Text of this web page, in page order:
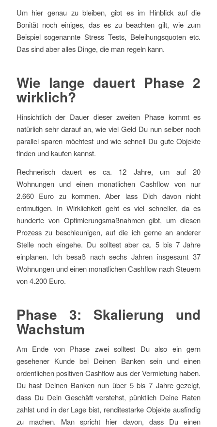
Um hier genau zu bleiben, gibt es im Hinblick auf die
Bonität noch einiges, das es zu beachten gilt, wie zum
Beispiel sogenannte Stress Tests, Beleihungsquoten etc.
Das sind aber alles Dinge, die man regeln kann.
Wie lange dauert Phase 2
wirklich?
Hinsichtlich der Dauer dieser zweiten Phase kommt es
natürlich sehr darauf an, wie viel Geld Du nun selber noch
parallel sparen möchtest und wie schnell Du gute Objekte
finden und kaufen kannst.
Rechnerisch dauert es ca. 12 Jahre, um auf 20
Wohnungen und einen monatlichen Cashflow von nur
2.660 Euro zu kommen. Aber lass Dich davon nicht
entmutigen. In Wirklichkeit geht es viel schneller, da es
hunderte von Optimierungsmaßnahmen gibt, um diesen
Prozess zu beschleunigen, auf die ich gerne an anderer
Stelle noch eingehe. Du solltest aber ca. 5 bis 7 Jahre
einplanen. Ich besaß nach sechs Jahren insgesamt 37
Wohnungen und einen monatlichen Cashflow nach Steuern
von 4.200 Euro.
Phase 3: Skalierung und
Wachstum
Am Ende von Phase zwei solltest Du also ein gern
gesehener Kunde bei Deinen Banken sein und einen
ordentlichen positiven Cashflow aus der Vermietung haben.
Du hast Deinen Banken nun über 5 bis 7 Jahre gezeigt,
dass Du Dein Geschäft verstehst, pünktlich Deine Raten
zahlst und in der Lage bist, renditestarke Objekte ausfindig
zu machen. Man spricht hier davon, dass Du einen